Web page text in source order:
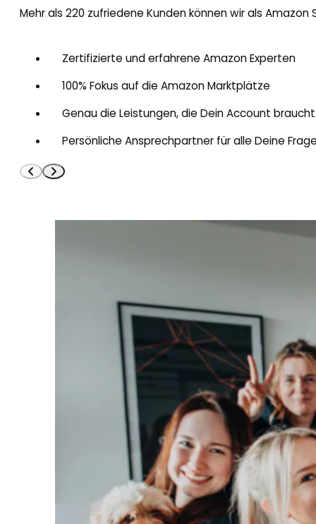
Mehr als 220 zufriedene Kunden können wir als
Zertifizierte und erfahrene Amazon Experten
100% Fokus auf die Amazon Marktplätze
Genau die Leistungen, die Dein Account braucht
Persönliche Ansprechpartner für alle Deine